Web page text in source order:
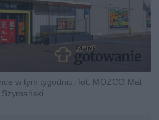
w tym tygodniu, fot. MOZCO Mat
Szymański